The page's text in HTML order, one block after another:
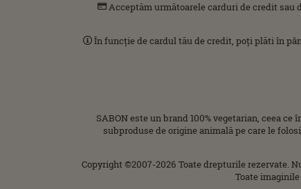
Acceptăm următoarele carduri de credit sau
În funcție de cardul tău de credit, poți plăti în
SABON este un brand 100% vegetarian, ceea
subproduse de origine animală pe care le
Copyright ©2007-2026 Toate drepturile rezervate.
Toate